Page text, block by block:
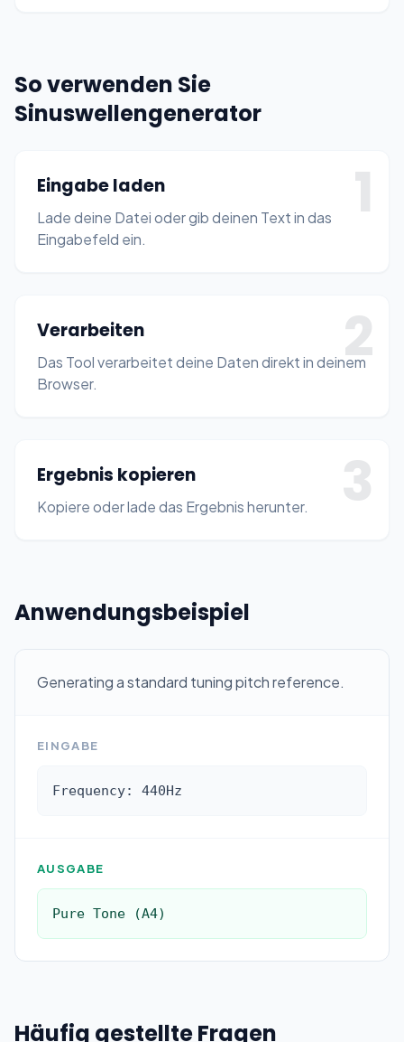
So verwenden Sie
Sinuswellengenerator
1
Eingabe laden
Lade deine Datei oder gib deinen Text in das
Eingabefeld ein.
2
Verarbeiten
Das Tool verarbeitet deine Daten direkt in deinem
Browser.
3
Ergebnis kopieren
Kopiere oder lade das Ergebnis herunter.
Anwendungsbeispiel
Generating a standard tuning pitch reference.
EINGABE
Frequency: 440Hz
AUSGABE
Pure Tone (A4)
Häufig gestellte Fragen